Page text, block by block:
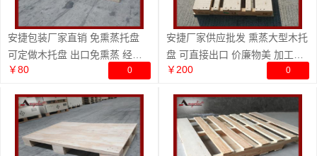
安捷包装厂家直销 免熏蒸托盘
可定做木托盘 出口免熏蒸 经济
实惠
￥80 0
安捷厂家供应批发 熏蒸大型木托
盘 可直接出口 价廉物美 加工定
制
￥200 0